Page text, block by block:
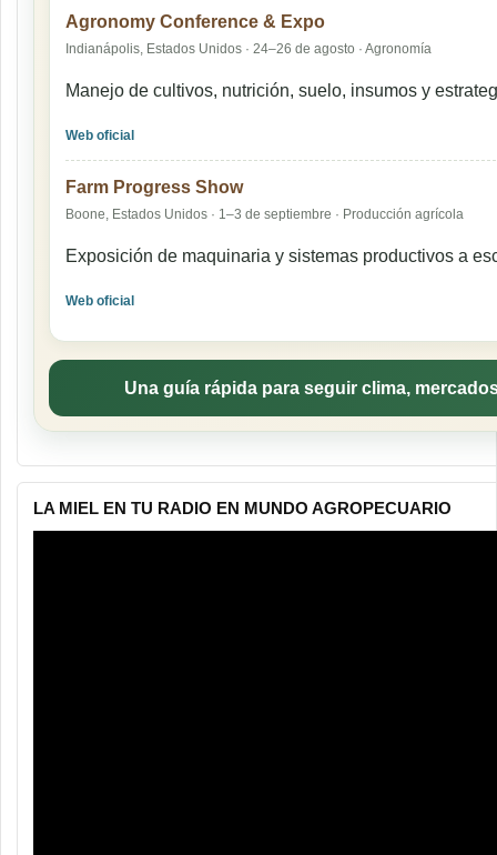
Agronomy Conference & Expo
Indianápolis, Estados Unidos · 24–26 de agosto · Agronomía
Manejo de cultivos, nutrición, suelo, insumos y
Web oficial
Farm Progress Show
Boone, Estados Unidos · 1–3 de septiembre · Producción agrícola
Exposición de maquinaria y sistemas productivos a
Web oficial
Una guía rápida para seguir clima,
LA MIEL EN TU RADIO EN MUNDO AGROPECUARIO